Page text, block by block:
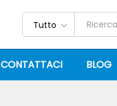
Tutto
CONTATTACI BLOG